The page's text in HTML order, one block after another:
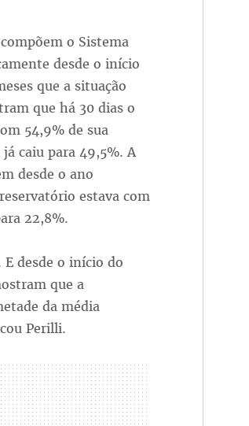
o Sistema
desde o início
que a situação
que há 30 dias o
54,9% de sua
caiu para 49,5%. A
desde o ano
estava com
22,8%.
desde o início do
que a
da média
Perilli.